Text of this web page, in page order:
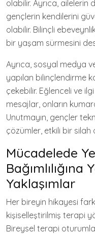
olabilir. Ayrıca,
gençlerin kendilerini
olabilir. Bilinçli
bir yaşam sürmesini
Ayrıca, sosyal medya
yapılan bilinçlendirme
çekebilir. Eğlenceli ve
mesajlar, onların
Unutmayın, gençler
çözümler, etkili bir silah
Mücadelede
Yaklaşımlar
Her bireyin hikayesi
kişiselleştirilmiş terapi
Bireysel terapi